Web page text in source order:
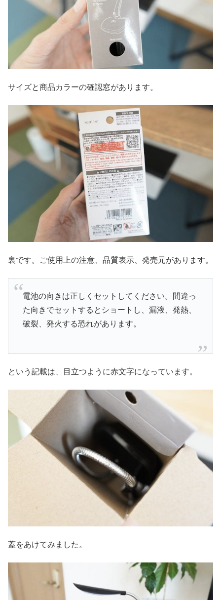
サイズと商品カラーの確認窓があります。
裏です。ご使用上の注意、品質表示、発売元があります。
電池の向きは正しくセットしてください。間違っ
た向きでセットするとショートし、漏液、発熱、
破裂、発火する恐れがあります。
という記載は、目立つように赤文字になっています。
蓋をあけてみました。